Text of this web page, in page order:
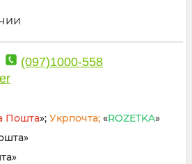
(097)1000-558
Пошта»; Укрпочта; «ROZETKA»